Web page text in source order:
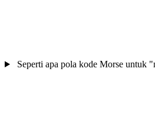
Seperti apa pola kode Morse untuk